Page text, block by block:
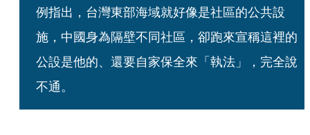
例指出，台灣東部海域就好像是社區的公共設
施，中國身為隔壁不同社區，卻跑來宣稱這裡的
公設是他的、還要自家保全來「執法」，完全說
不通。